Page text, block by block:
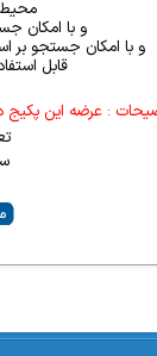
محیط
و با امکان
و با امکان جستجو بر
قابل
: عرضه اين پکيج